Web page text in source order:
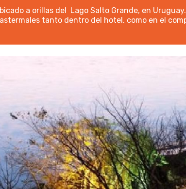
a orillas del Lago Salto Grande, en
tanto dentro del hotel, como en el